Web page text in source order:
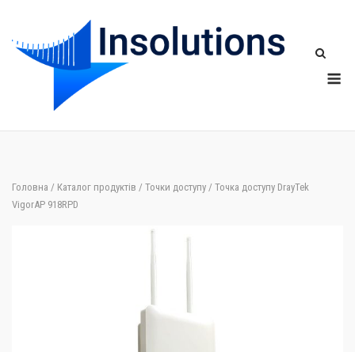
content
Головна / Каталог продуктів / Точки доступу / Точка доступу DrayTek
VigorAP 918RPD